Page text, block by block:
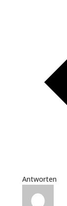
Antworten